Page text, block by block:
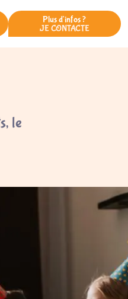
Plus d'infos ?
JE CONTACTE
le